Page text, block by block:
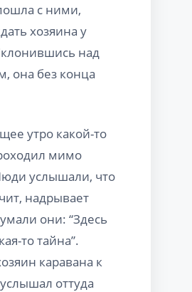
с ними,
хозяина у
над
она без конца
утро какой-то
мимо
услышали, что
надрывает
они: “Здесь
то тайна”.
каравана к
оттуда